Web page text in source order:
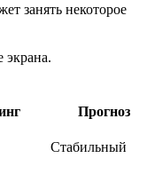
занять некоторое
Прогноз
Стабильный